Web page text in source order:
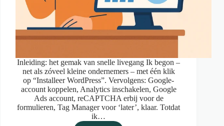
Inleiding: het gemak van snelle livegang Ik begon –
net als zóveel kleine ondernemers – met één klik
op “Installeer WordPress”. Vervolgens: Google-
account koppelen, Analytics inschakelen, Google
Ads account, reCAPTCHA erbij voor de
formulieren, Tag Manager voor ‘later’, klaar. Totdat
ik…